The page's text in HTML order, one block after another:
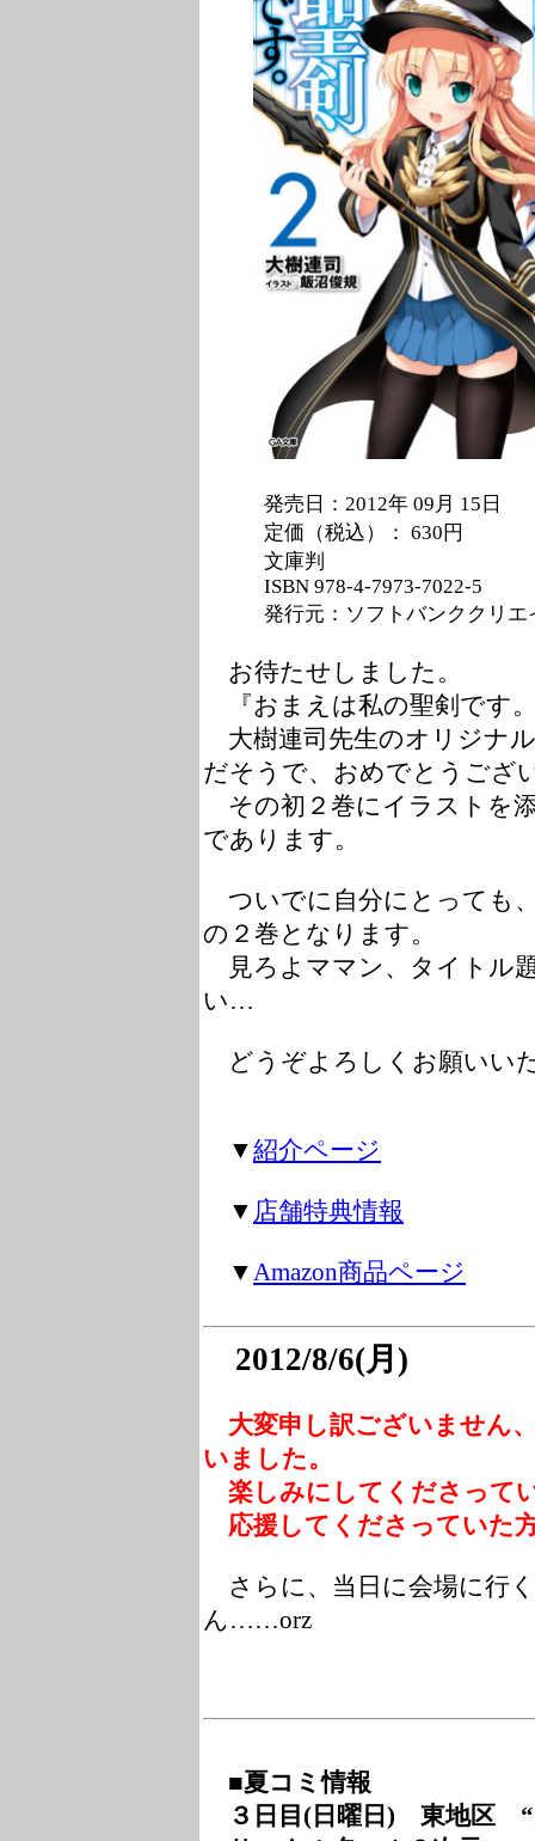
発売日：2012年 09月 15日
定価（税込）： 630円
文庫判
ISBN 978-4-7973-7022-5
発行元：ソフトバンククリエ
お待たせしました。
『おまえは私の聖剣です
大樹連司先生のオリジナ
だそうで、おめでとうござ
その初２巻にイラストを
であります。
ついでに自分にとっても
の２巻となります。
見ろよママン、タイトル
い…
どうぞよろしくお願いい
▼紹介ページ
▼ 店舗特典情報
▼Amazon商品ページ
2012/8/6(月)
大変申し訳ございません
いました。
楽しみにしてくださって
応援してくださっていた
さらに、当日に会場に行
ん……orz
■夏コミ情報
３日目(日曜日) 東地区 “